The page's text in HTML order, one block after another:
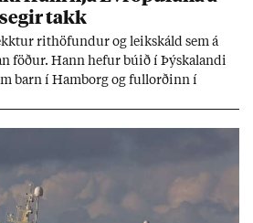
takk
rit­höf­und­ur og leik­skáld sem á
föð­ur. Hann hef­ur bú­ið í Þýskalandi
barn í Ham­borg og full­orð­inn í